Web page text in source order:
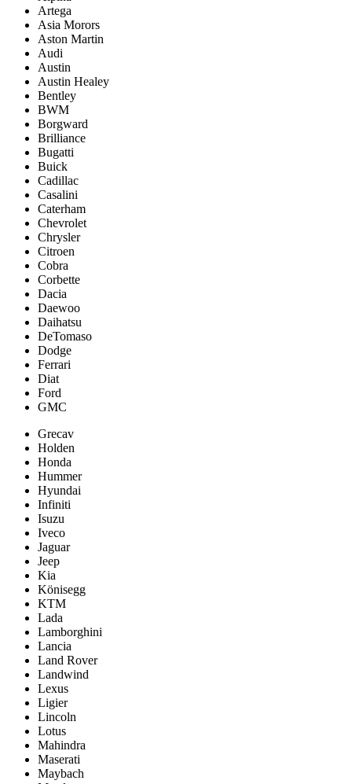
Artega
Asia Morors
Aston Martin
Audi
Austin
Austin Healey
Bentley
BWM
Borgward
Brilliance
Bugatti
Buick
Cadillac
Casalini
Caterham
Chevrolet
Chrysler
Citroen
Cobra
Corbette
Dacia
Daewoo
Daihatsu
DeTomaso
Dodge
Ferrari
Diat
Ford
GMC
Grecav
Holden
Honda
Hummer
Hyundai
Infiniti
Isuzu
Iveco
Jaguar
Jeep
Kia
Könisegg
KTM
Lada
Lamborghini
Lancia
Land Rover
Landwind
Lexus
Ligier
Lincoln
Lotus
Mahindra
Maserati
Maybach